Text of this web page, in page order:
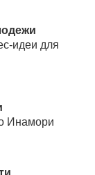
идеи для
Инамори